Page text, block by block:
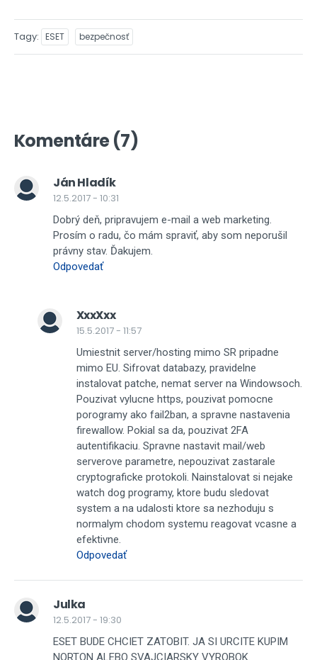
Tagy ESET bezpečnosť
Komentáre (7)
Ján Hladík
12.5.2017 - 10:31
Dobrý deň, pripravujem e-mail a web marketing.
Prosím o radu, čo mám spraviť, aby som neporušil
právny stav. Ďakujem.
Odpovedať
XxxXxx
15.5.2017 - 11:57
Umiestnit server/hosting mimo SR pripadne
mimo EU. Sifrovat databazy, pravidelne
instalovat patche, nemat server na Windowsoch.
Pouzivat vylucne https, pouzivat pomocne
porogramy ako fail2ban, a spravne nastavenia
firewallow. Pokial sa da, pouzivat 2FA
autentifikaciu. Spravne nastavit mail/web
serverove parametre, nepouzivat zastarale
cryptograficke protokoli. Nainstalovat si nejake
watch dog programy, ktore budu sledovat
system a na udalosti ktore sa nezhoduju s
normalym chodom systemu reagovat vcasne a
efektivne.
Odpovedať
Julka
12.5.2017 - 19:30
ESET BUDE CHCIET ZATOBIT. JA SI URCITE KUPIM
NORTON ALEBO SVAJCIARSKY VYROBOK.